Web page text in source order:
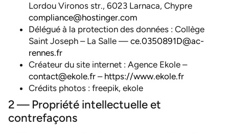
Lordou Vironos str., 6023 Larnaca, Chypre
compliance@hostinger.com
Délégué à la protection des données : Collège
Saint Joseph – La Salle — ce.0350891D@ac-
rennes.fr
Créateur du site internet : Agence Ekole –
contact@ekole.fr – https://www.ekole.fr
Crédits photos : freepik, ekole
2 — Propriété intellectuelle et
contrefaçons